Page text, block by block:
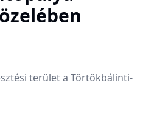
terület a Törtökbálinti-